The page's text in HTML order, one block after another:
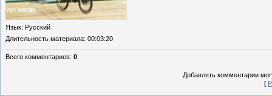
Язык: Русский
Длительность материала: 00:03:20
Всего комментариев: 0
Добавлять комментарии
[